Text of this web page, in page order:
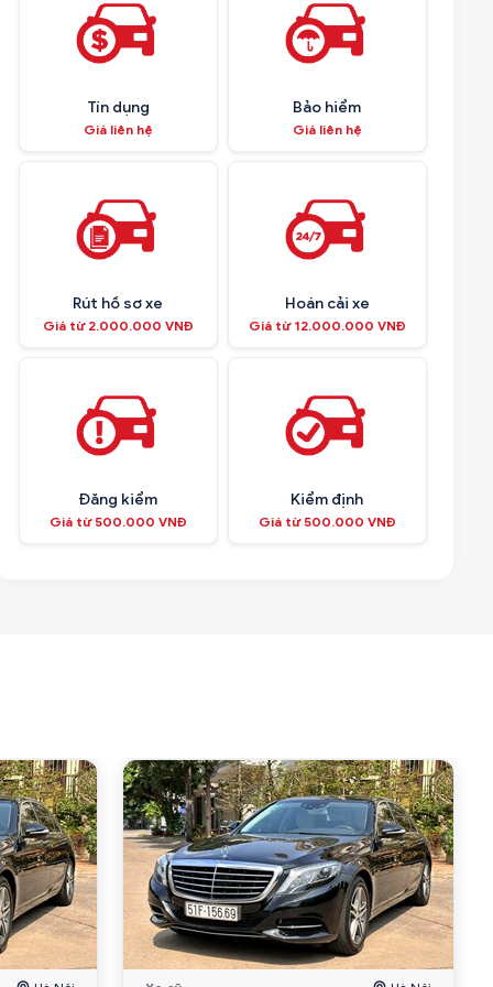
Tín dụng
Giá liên hệ
Bảo hiểm
Giá liên hệ
Rút hồ sơ xe
Giá từ 2.000.000 VNĐ
Hoán cải xe
Giá từ 12.000.000 VNĐ
Đăng kiểm
Giá từ 500.000 VNĐ
Kiểm định
Giá từ 500.000 VNĐ